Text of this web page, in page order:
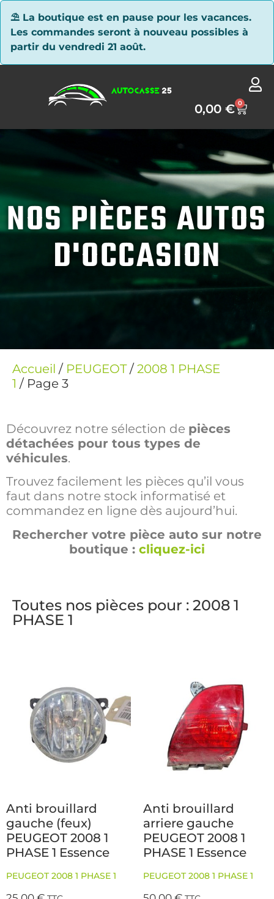
⛱ La boutique est en pause pour les vacances.
Les commandes seront à nouveau possibles à
partir du vendredi 21 août.
0,00€ 0
NOS PIÈCES AUTOS
D'OCCASION
Accueil / PEUGEOT/ 2008 1 PHASE
1 / Page 3
Découvrez notre sélection de pièces
détachées pour tous types de
véhicules.
Trouvez facilement les pièces qu’il vous
faut dans notre stock informatisé et
commandez en ligne dès aujourd’hui.
Rechercher votre pièce auto sur notre
boutique : cliquez-ici
Toutes nos pièces pour : 2008 1
PHASE 1
Anti brouillard
gauche (feux)
PEUGEOT 2008 1
PHASE 1 Essence
PEUGEOT 2008 1 PHASE 1
Anti brouillard
arriere gauche
PEUGEOT 2008 1
PHASE 1 Essence
PEUGEOT 2008 1 PHASE 1
Panneau de gestion des cookies